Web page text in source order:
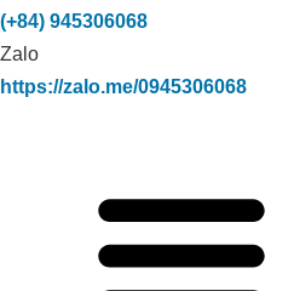
(+84) 945306068
Zalo
https://zalo.me/0945306068